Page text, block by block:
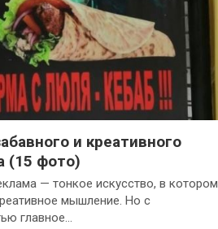
и креативного
(15 фото)
— тонкое искусство, в котором
мышление. Но с
главное…